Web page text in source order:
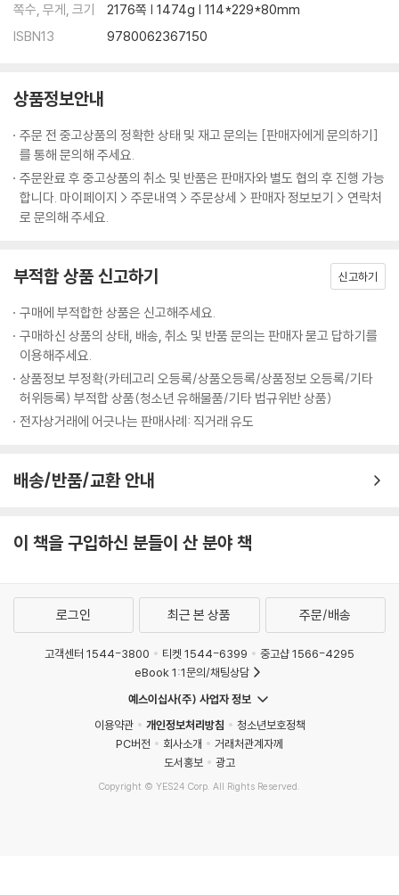
쪽수, 무게, 크기
2176쪽 | 1474g | 114*229*80mm
ISBN13
9780062367150
상품정보안내
주문 전 중고상품의 정확한 상태 및 재고 문의는 [판매자에게 문의하기]
를 통해 문의해 주세요.
주문완료 후 중고상품의 취소 및 반품은 판매자와 별도 협의 후 진행 가능
합니다. 마이페이지 > 주문내역 > 주문상세 > 판매자 정보보기 > 연락처
로 문의해 주세요.
부적합 상품 신고하기 신고하기
구매에 부적합한 상품은 신고해주세요.
구매하신 상품의 상태, 배송, 취소 및 반품 문의는 판매자 묻고 답하기를
이용해주세요.
상품정보 부정확(카테고리 오등록/상품오등록/상품정보 오등록/기타
허위등록) 부적합 상품(청소년 유해물품/기타 법규위반 상품)
전자상거래에 어긋나는 판매사례: 직거래 유도
배송/반품/교환 안내
이 책을 구입하신 분들이 산 분야 책
로그인 최근 본 상품 주문/배송
고객센터 1544-3800 티켓 1544-6399
중고샵 1566-4295
eBook 1:1문의/채팅상담
예스이십사(주) 사업자 정보
이용약관
개인정보처리방침
청소년보호정책
PC버전
회사소개
거래처관계자께
도서홍보
광고
Copyright © YES24 Corp. All Rights Reserved.